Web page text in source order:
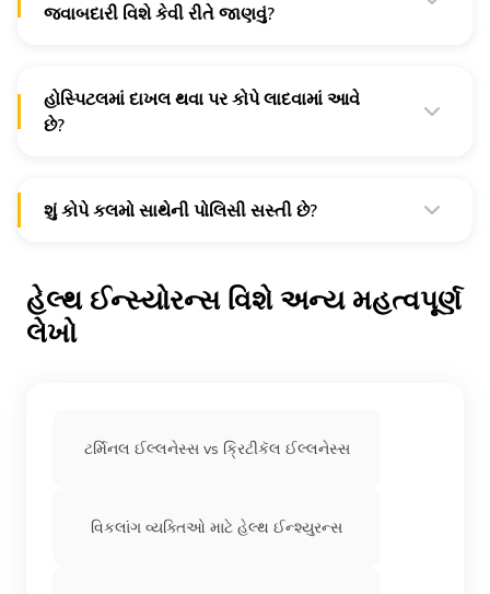
જવાબદારી વિશે કેવી રીતે જાણવું?
હોસ્પિટલમાં દાખલ થવા પર કોપે લાદવામાં આવે
છે?
શું કોપે કલમો સાથેની પોલિસી સસ્તી છે?
હેલ્થ ઈન્સ્યોરન્સ વિશે અન્ય મહત્વપૂર્ણ
લેખો
ટર્મિનલ ઈલ્લનેસ્સ vs ક્રિટીકૅલ ઈલ્લનેસ્સ
વિકલાંગ વ્યક્તિઓ માટે હેલ્થ ઈન્શ્યુરન્સ